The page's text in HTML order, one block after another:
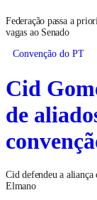
Federação passa a
vagas ao Senado
Convenção do PT
Cid
de
Cid defendeu a
Elmano